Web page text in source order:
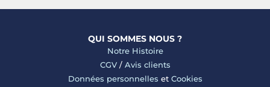
QUI SOMMES NOUS ?
Notre Histoire
CGV/ Avis clients
Données personnelles et Cookies